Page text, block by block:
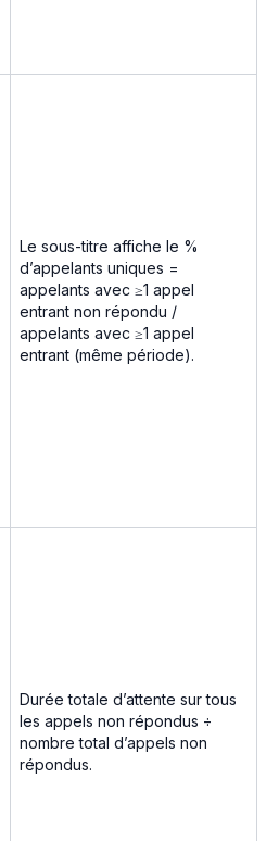
Le sous-titre affiche le %
d’appelants uniques =
appelants avec ≥1 appel
entrant non répondu /
appelants avec ≥1 appel
entrant (même période).
Durée totale d’attente sur tous
les appels non répondus ÷
nombre total d’appels non
répondus.